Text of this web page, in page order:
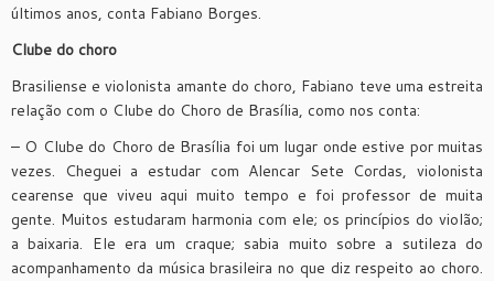
últimos anos, conta Fabiano Borges.
Clube do choro
Brasiliense e violonista amante do choro, Fabiano teve uma estreita
relação com o Clube do Choro de Brasília, como nos conta:
– O Clube do Choro de Brasília foi um lugar onde estive por muitas
vezes. Cheguei a estudar com Alencar Sete Cordas, violonista
cearense que viveu aqui muito tempo e foi professor de muita
gente. Muitos estudaram harmonia com ele; os princípios do violão;
a baixaria. Ele era um craque; sabia muito sobre a sutileza do
acompanhamento da música brasileira no que diz respeito ao choro.